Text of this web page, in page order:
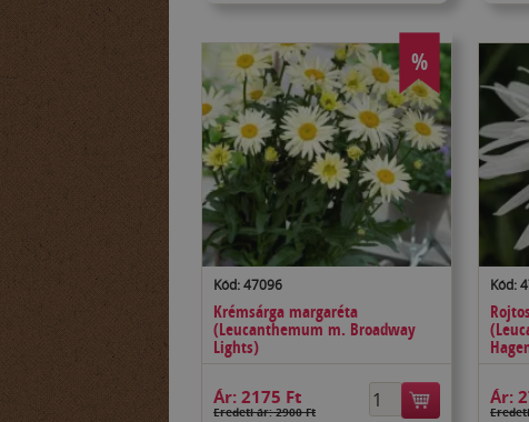
%
Kód: 47096
Krémsárga margaréta
(Leucanthemum m. Broadway
Lights)
Ár: 2175 Ft
Eredeti ár: 2900 Ft
Kód:
Ár: